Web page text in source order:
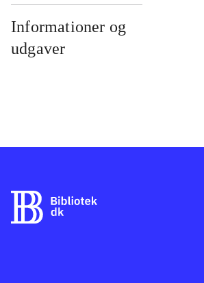
Informationer og
udgaver